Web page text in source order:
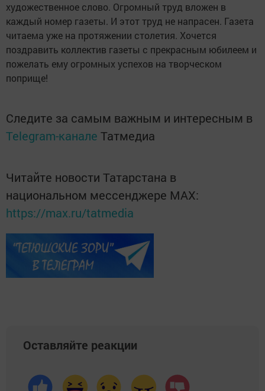
художественное слово. Огромный труд вложен в
каждый номер газеты. И этот труд не напрасен. Газета
читаема уже на протяжении столетия. Хочется
поздравить коллектив газеты с прекрасным юбилеем и
пожелать ему огромных успехов на ­творческом
поприще!
Следите за самым важным и интересным в
Telegram-канале Татмедиа
Читайте новости Татарстана в
национальном мессенджере MАХ:
https://max.ru/tatmedia
Оставляйте реакции